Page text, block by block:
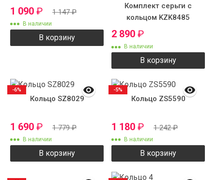
1 090 ₽ 1 147₽
В наличии
В корзину
Комплект серьги с
кольцом KZK8485
2 890 ₽
В наличии
В корзину
Кольцо SZ8029
1 690 ₽ 1 779₽
В наличии
В корзину
-6%
Кольцо ZS5590
1 180 ₽ 1 242₽
В наличии
В корзину
-5%